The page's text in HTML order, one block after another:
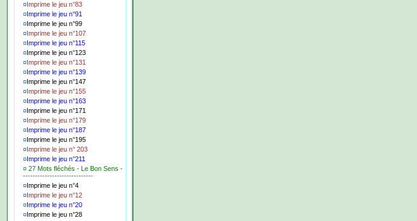
¤Imprime le jeu n°83
¤Imprime le jeu n°91
¤Imprime le jeu n°99
¤Imprime le jeu n°107
¤Imprime le jeu n°115
¤Imprime le jeu n°123
¤Imprime le jeu n°131
¤Imprime le jeu n°139
¤Imprime le jeu n°147
¤Imprime le jeu n°155
¤Imprime le jeu n°163
¤Imprime le jeu n°171
¤Imprime le jeu n°179
¤Imprime le jeu n°187
¤Imprime le jeu n°195
¤Imprime le jeu n° 203
¤Imprime le jeu n°211
¤ 27 Mots fléchés - Le Bon Sens -
-----------------------------
¤Imprime le jeu n°4
¤Imprime le jeu n°12
¤Imprime le jeu n°20
¤Imprime le jeu n°28